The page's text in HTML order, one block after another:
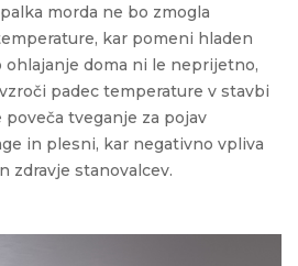
morda ne bo zmogla
kar pomeni hladen
ohlajanje doma ni le neprijetno,
padec temperature v stavbi
poveča tveganje za pojav
in plesni, kar negativno vpliva
zdravje stanovalcev.